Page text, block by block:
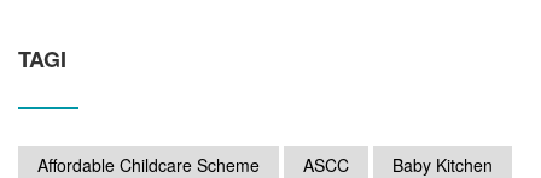
TAGI
Affordable Childcare Scheme ASCC
Baby Kitchen